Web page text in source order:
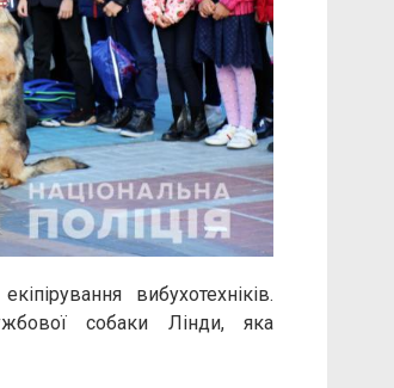
вибухотехніків.
собаки Лінди, яка